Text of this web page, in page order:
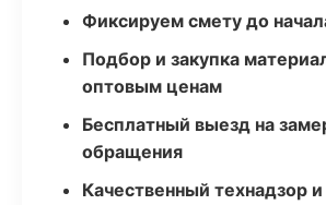
Фиксируем смету до
Подбор и закупка
оптовым ценам
Бесплатный выезд на
обращения
Качественный технадзор